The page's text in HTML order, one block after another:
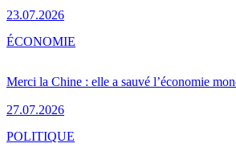
23.07.2026
Merci la Chine : elle a sauvé l’économie
27.07.2026
ÉCONOMIE
POLITIQUE